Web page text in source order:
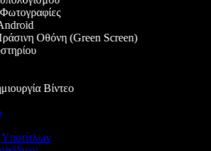
Οθόνη (Green Screen)
Βίντεο